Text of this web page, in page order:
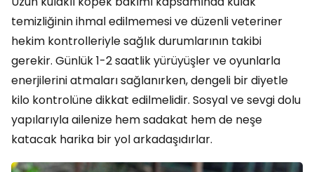
temizliğinin ihmal edilmemesi ve düzenli veteriner
hekim kontrolleriyle sağlık durumlarının takibi
gerekir. Günlük 1-2 saatlik yürüyüşler ve oyunlarla
enerjilerini atmaları sağlanırken, dengeli bir diyetle
kilo kontrolüne dikkat edilmelidir. Sosyal ve sevgi dolu
yapılarıyla ailenize hem sadakat hem de neşe
katacak harika bir yol arkadaşıdırlar.